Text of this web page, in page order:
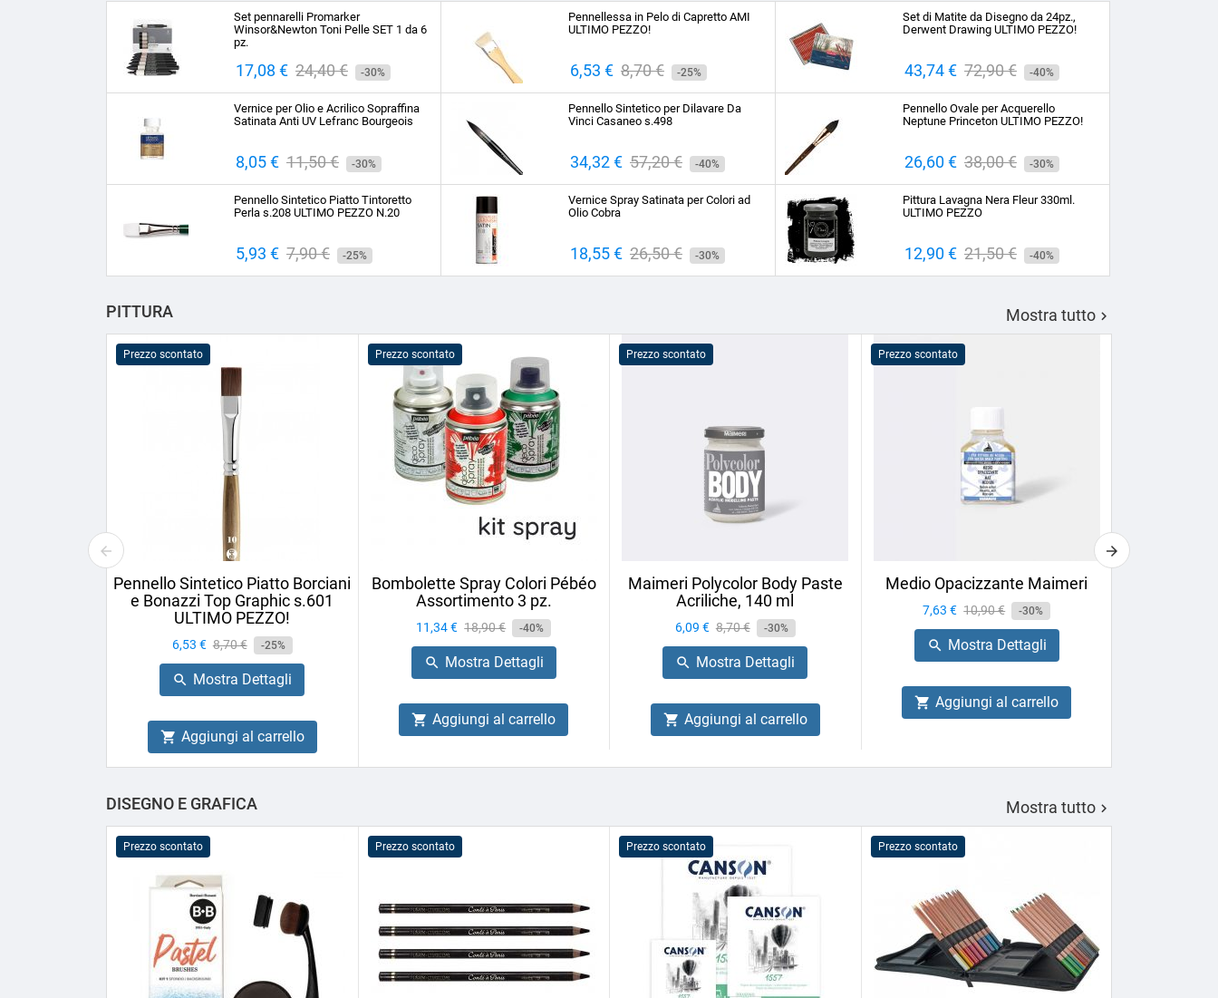
Set pennarelli Promarker
Winsor&Newton Toni Pelle SET 1 da 6
pz.
Prezzo
17,08 € Prezzo
base
24,40 € -30%
Pennellessa in Pelo di Capretto AMI
ULTIMO PEZZO!
Prezzo
6,53 € Prezzo
base
8,70 € -25%
Set di Matite da Disegno da 24pz.,
Derwent Drawing ULTIMO PEZZO!
Prezzo
43,74 € Prezzo
base
72,90 € -40%
Vernice per Olio e Acrilico Sopraffina
Satinata Anti UV Lefranc Bourgeois
Prezzo
8,05 € Prezzo
base
11,50 € -30%
Pennello Sintetico per Dilavare Da
Vinci Casaneo s.498
Prezzo
34,32 € Prezzo
base
57,20 € -40%
Pennello Ovale per Acquerello
Neptune Princeton ULTIMO PEZZO!
Prezzo
26,60 € Prezzo
base
38,00 € -30%
Pennello Sintetico Piatto Tintoretto
Perla s.208 ULTIMO PEZZO N.20
Prezzo
5,93 € Prezzo
base
7,90 € -25%
Vernice Spray Satinata per Colori ad
Olio Cobra
Prezzo
18,55 € Prezzo
base
26,50 € -30%
Pittura Lavagna Nera Fleur 330ml.
ULTIMO PEZZO
Prezzo
12,90 € Prezzo
base
21,50 € -40%
PITTURA Mostra tutto 
Prezzo scontato
Pennello Sintetico Piatto Borciani
e Bonazzi Top Graphic s.601
ULTIMO PEZZO!
Prezzo
6,53 € Prezzo
base
8,70 € -25%
 Mostra Dettagli
 Aggiungi al carrello
Prezzo scontato
Bombolette Spray Colori Pébéo
Assortimento 3 pz.
Prezzo
11,34 € Prezzo
base
18,90 € -40%
 Mostra Dettagli
 Aggiungi al carrello
Prezzo scontato
Maimeri Polycolor Body Paste
Acriliche, 140 ml
Prezzo
6,09 € Prezzo
base
8,70 € -30%
 Mostra Dettagli
 Aggiungi al carrello
Prezzo scontato
Medio Opacizzante Maimeri
Prezzo
7,63 € Prezzo
base
10,90 € -30%
 Mostra Dettagli
 Aggiungi al carrello
DISEGNO E GRAFICA Mostra tutto 
Prezzo scontato Prezzo scontato Prezzo scontato Prezzo scontato